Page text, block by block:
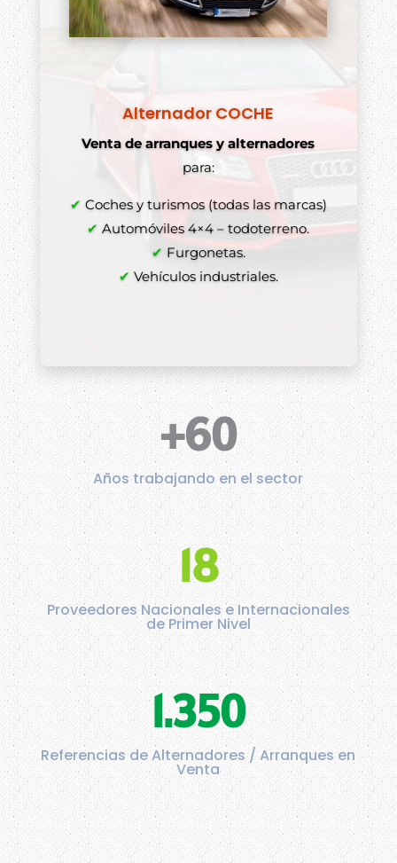
Alternador COCHE
Venta de arranques y alternadores
para:
✔ Coches y turismos (todas las marcas)
✔ Automóviles 4×4 – todoterreno.
✔ Furgonetas.
✔ Vehículos industriales.
+60
Años trabajando en el sector
18
Proveedores Nacionales e Internacionales
de Primer Nivel
1.350
Referencias de Alternadores / Arranques en
Venta